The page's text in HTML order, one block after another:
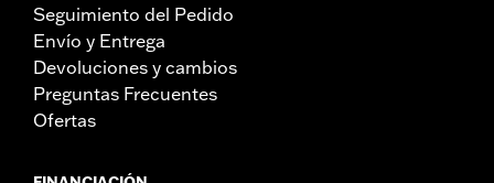
Seguimiento del Pedido
Envío y Entrega
Devoluciones y cambios
Preguntas Frecuentes
Ofertas